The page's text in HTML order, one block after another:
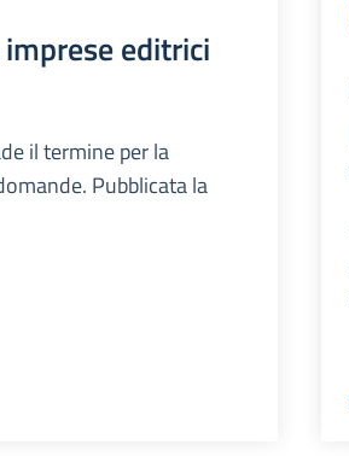
editrici
il termine per la
Pubblicata la